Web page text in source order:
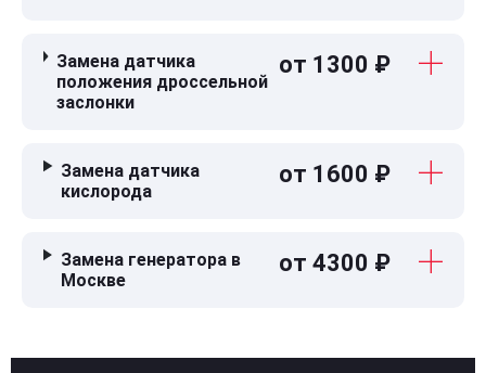
Замена датчика
положения дроссельной
заслонки
от 1300 ₽
Замена датчика
кислорода
от 1600 ₽
Замена генератора в
Москве
от 4300 ₽